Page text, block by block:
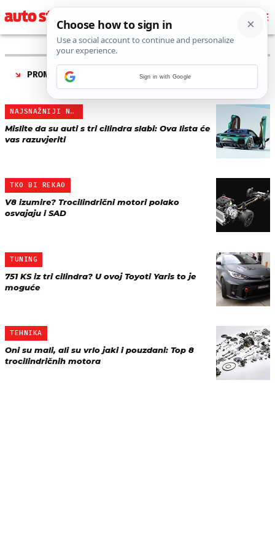
PRONAĐENO 4 REZULTATA ZA TAG “TROCILINDRIČNI
MOTORI”
NAJSNAŽNIJI NA SVIJETU
Mislite da su auti s tri cilindra slabi: Ova lista će
vas razuvjeriti
TKO BI REKAO
V8 izumire? Trocilindrični motori polako
osvajaju i SAD
TUNING
751 KS iz tri cilindra? U ovoj Toyoti Yaris to je
moguće
TEHNIKA
Oni su mali, ali su vrlo jaki i pouzdani: Top 8
trocilindričnih motora
Sign in with Google